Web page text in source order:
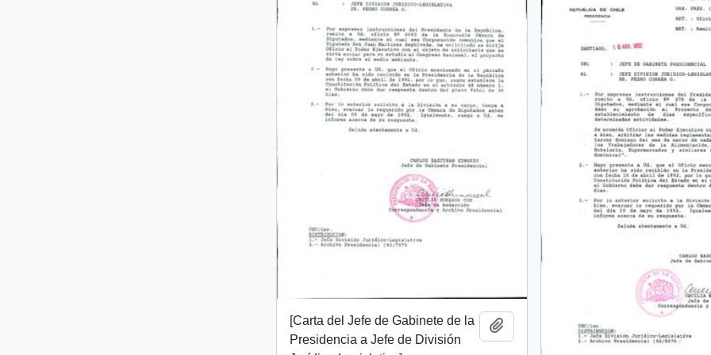
[Carta del Jefe de Gabinete de la
Presidencia a Jefe de División
Añadir al portapapeles